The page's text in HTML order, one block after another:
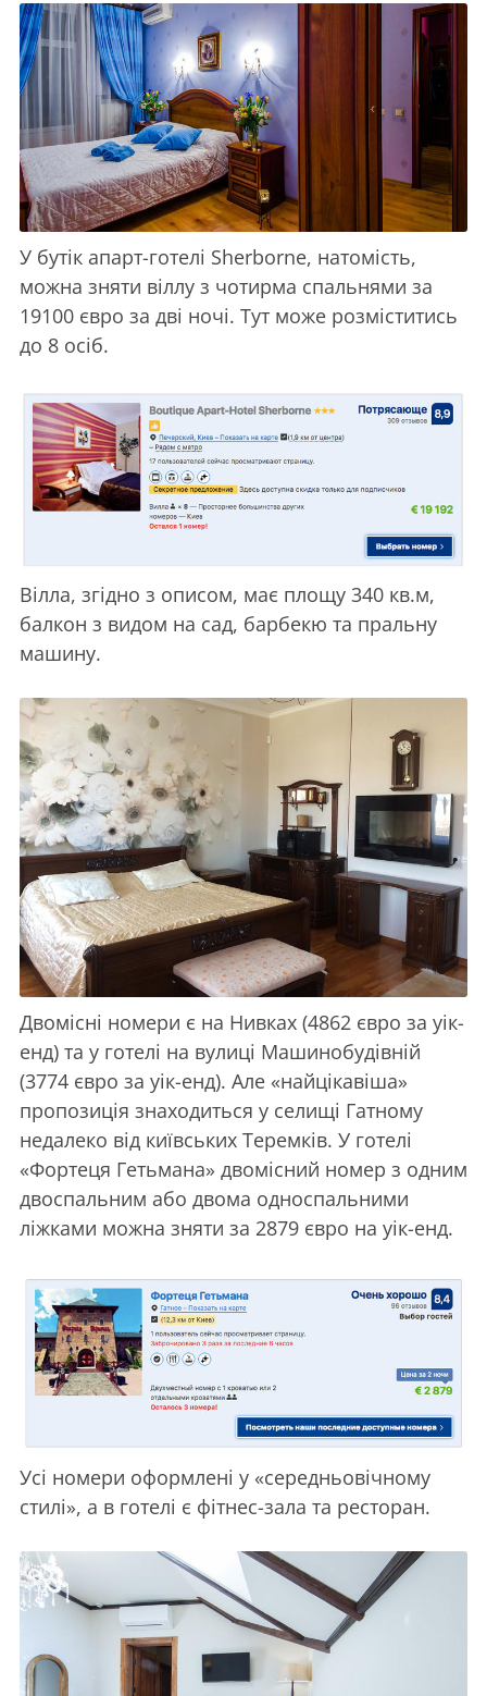
У бутік апарт-готелі Sherborne, натомість,
можна зняти віллу з чотирма спальнями за
19100 євро за дві ночі. Тут може розміститись
до 8 осіб.
Вілла, згідно з описом, має площу 340 кв.м,
балкон з видом на сад, барбекю та пральну
машину.
Двомісні номери є на Нивках (4862 євро за уік-
енд) та у готелі на вулиці Машинобудівній
(3774 євро за уік-енд). Але «найцікавіша»
пропозиція знаходиться у селищі Гатному
недалеко від київських Теремків. У готелі
«Фортеця Гетьмана» двомісний номер з одним
двоспальним або двома односпальними
ліжками можна зняти за 2879 євро на уік-енд.
Усі номери оформлені у «середньовічному
стилі», а в готелі є фітнес-зала та ресторан.